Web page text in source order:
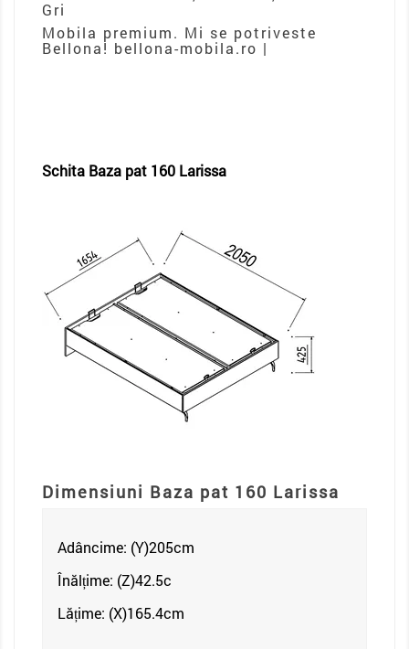
Gri
Mobila premium. Mi se potriveste
Bellona! bellona-mobila.ro |
Schita Baza pat 160 Larissa
Dimensiuni Baza pat 160 Larissa
Adâncime: (Y)205cm
Înălțime: (Z)42.5c
Lățime: (X)165.4cm